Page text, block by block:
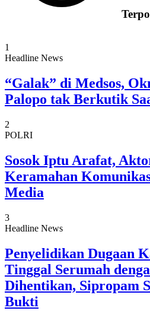
1
Headline News
“Galak” di Medsos,
Palopo tak Berkutik
2
POLRI
Sosok Iptu Arafat,
Keramahan
Media
3
Headline News
Penyelidikan Dugaan
Tinggal Serumah
Dihentikan, Sipropam
Bukti